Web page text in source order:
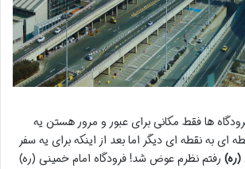
ها فقط مکانی برای عبور و مرور هستن یه
ای به نقطه ای دیگر اما بعد از اینکه برای یه سفر
(ره) رفتم نظرم عوض شد! فرودگاه امام خمینی (ره)